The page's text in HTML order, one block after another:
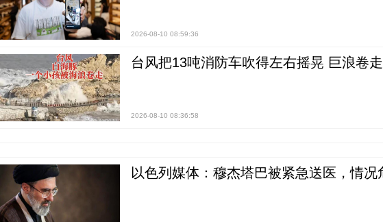
2026-08-10 08:59:36
台风把13吨消防车吹得左右摇晃 巨浪卷
2026-08-10 08:36:58
以色列媒体：穆杰塔巴被紧急送医，情